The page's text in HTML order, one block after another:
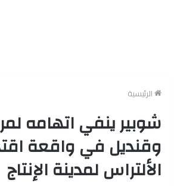
الرئيسية
شوبير ينفي اتهامه
وقنديل في واقعة
الألتراس لمدينة الإنتاج